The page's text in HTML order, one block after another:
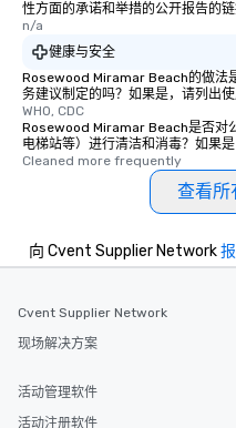
and your guests might not
at a typical corporate dinner.
a way to try some of the
in the city and dive into
cuisines and dishes. All the
selected dishes are curated
high standards to ensure
from Day to Night With any
group experience, booking
key. Whether you desire a
after work, we can
you to provide options that fit
性方面的承诺和举措的公开报告的链
n/a
健康与安全
Rosewood Miramar Beach的做法
务建议制定的吗？如果是，请列出
WHO, CDC
Rosewood Miramar Beach是否对
电梯站等）进行清洁和消毒？如果
Cleaned more frequently
查看所
向 Cvent Supplier Network
Cvent Supplier Network
现场解决方案
活动管理软件
活动注册软件